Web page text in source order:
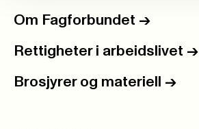
Om Fagforbundet ->
Rettigheter i arbeidslivet ->
Brosjyrer og materiell ->